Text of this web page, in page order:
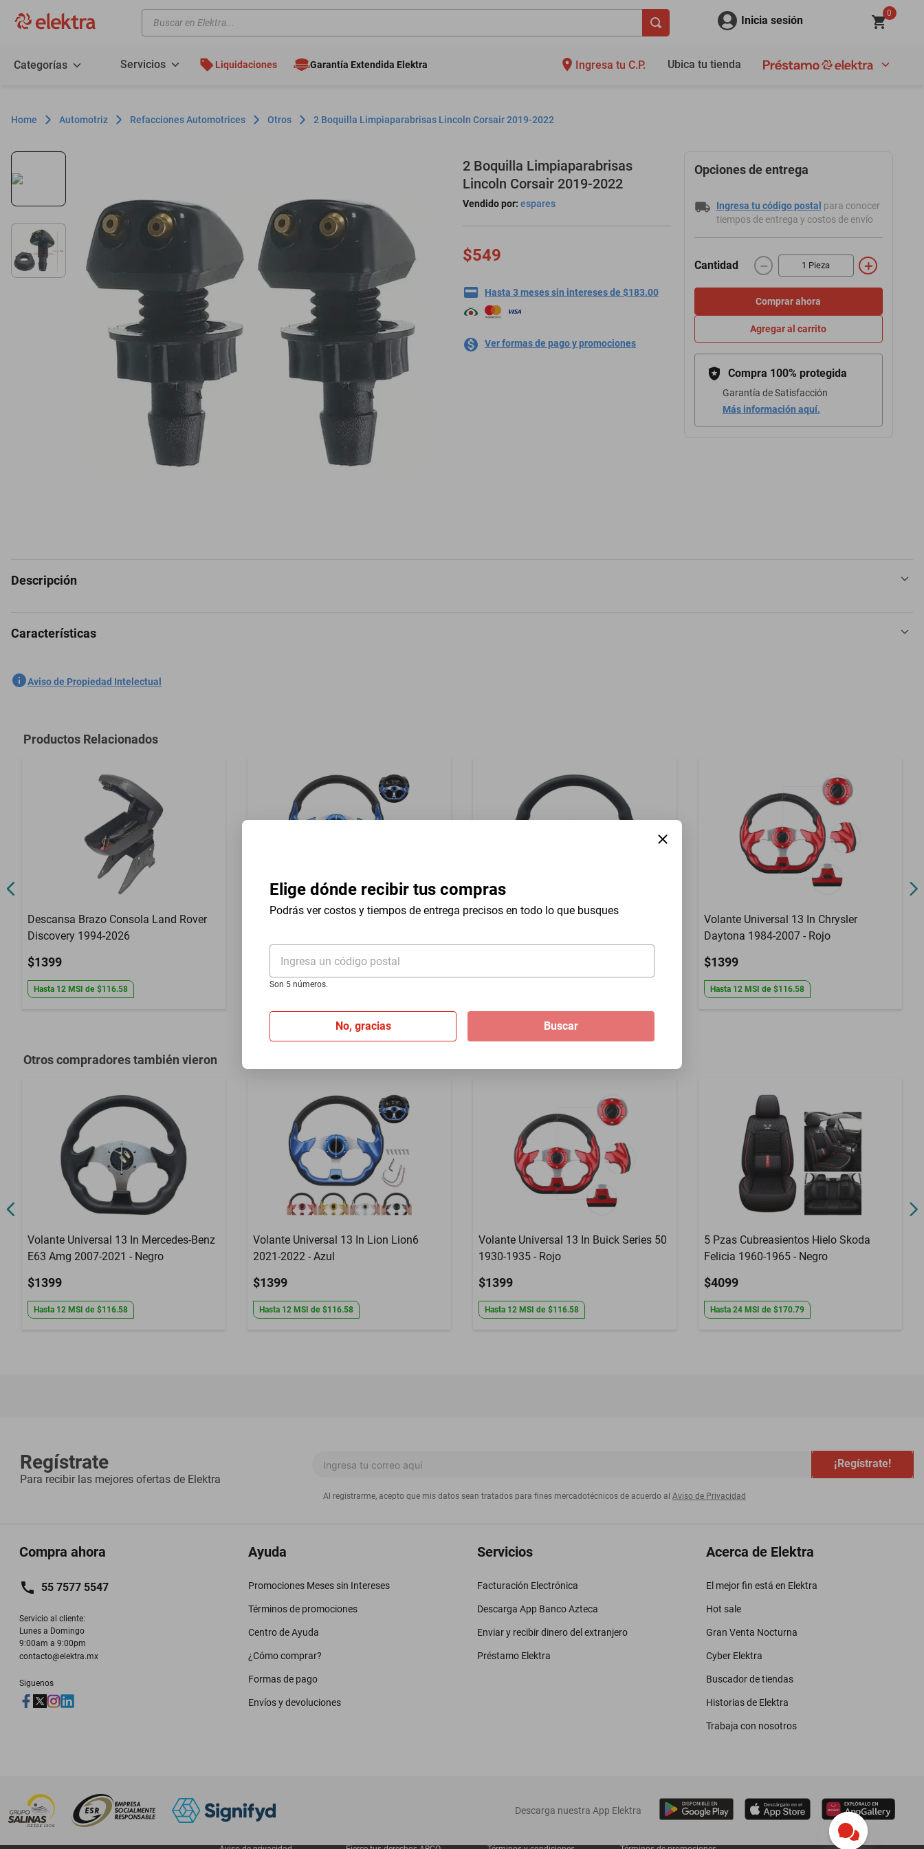
Buscar en Elektra... Inicia sesión
0
Categorías Servicios Liquidaciones Garantía Extendida Elektra Ingresa tu C.P.
Elige dónde recibir tus compras
Podrás ver costos y tiempos de entrega precisos en todo lo que busques
Ingresa un código postal
Son 5 números.
No, gracias Buscar
Ubica tu tienda
Automotriz Refacciones Automotrices Otros 2 Boquilla Limpiaparabrisas Lincoln Corsair 2019-2022
2 Boquilla Limpiaparabrisas
Lincoln Corsair 2019-2022
Vendido por: espares
$549
Hasta 3 meses sin intereses de $183.00
Ver formas de pago y promociones
Opciones de entrega
Ingresa tu código postal para conocer
tiempos de entrega y costos de envío
Cantidad ＋
－
Comprar ahora
Agregar al carrito
Compra 100% protegida
Garantía de Satisfacción
Más información aquí.
Descripción
2 Boquilla Limpiaparabrisas Lincoln Corsair 2019-2022
Características
SKU
Modelo
Aviso de Propiedad Intelectual
Productos Relacionados
Descansa Brazo Consola Land Rover
Discovery 1994-2026
$1399
Hasta 12 MSI de $116.58
Volante Universal 13 In Mercedes-Benz
$1399
Hasta12 MSIde $116.58
Volante Universal 13 In Mercedes-Benz
Volante Universal 13 In Chrysler
Daytona 1984-2007 - Rojo
$1399
Hasta 12 MSI de $116.58
Otros compradores también vieron
Volante Universal 13 In Mercedes-Benz
E63 Amg 2007-2021 - Negro
$1399
Hasta 12 MSI de $116.58
Volante Universal 13 In Lion Lion6
2021-2022 - Azul
$1399
Hasta 12 MSI de $116.58
Volante Universal 13 In Buick Series 50
1930-1935 - Rojo
$1399
Hasta 12 MSI de $116.58
5 Pzas Cubreasientos Hielo Skoda
Felicia 1960-1965 - Negro
$4099
Hasta 24 MSI de $170.79
Regístrate
Para recibir las mejores ofertas de Elektra
¡Regístrate!
Al registrarme, acepto que mis datos sean tratados para fines mercadotécnicos de acuerdo al Aviso de Privacidad
Compra ahora
55 7577 5547
Servicio al cliente:
Lunes a Domingo
9:00am a 9:00pm
contacto@elektra.mx
Siguenos
Ayuda
Promociones Meses sin Intereses
Términos de promociones
Centro de Ayuda
¿Cómo comprar?
Formas de pago
Envíos y devoluciones
Servicios
Facturación Electrónica
Descarga App Banco Azteca
Enviar y recibir dinero del extranjero
Préstamo Elektra
Acerca de Elektra
El mejor fin está en Elektra
Hot sale
Gran Venta Nocturna
Cyber Elektra
Buscador de tiendas
Historias de Elektra
Trabaja con nosotros
‎ Descarga nuestra App Elektra
motos
colchones
salas